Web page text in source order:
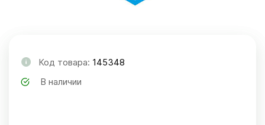
Код товара: 145348
В наличии